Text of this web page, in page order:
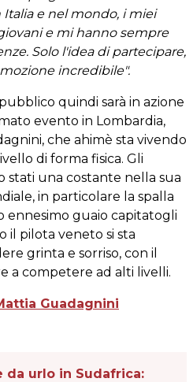
e nel mondo, i miei
e mi hanno sempre
Solo l'idea di partecipare,
incredibile".
quindi sarà in azione
evento in Lombardia,
che ahimè sta vivendo
di forma fisica. Gli
una costante nella sua
in particolare la spalla
guaio capitatogli
il pilota veneto si sta
grinta e sorriso, con il
a competere ad alti livelli.
Guadagnini
da urlo in Sudafrica: